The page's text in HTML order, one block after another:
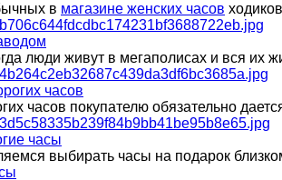
в магазине женских часов
люди живут в мегаполисах и вся
часов
часов покупателю обязательно
часы
выбирать часы на подарок